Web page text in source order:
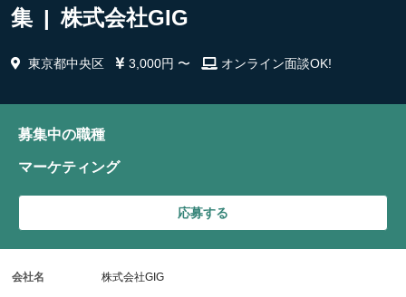
集 | 株式会社GIG
東京都中央区 3,000円 〜 オンライン面談OK!
募集中の職種
マーケティング
応募する
会社名 株式会社GIG